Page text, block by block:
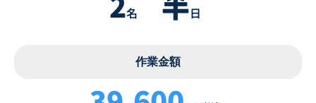
名 日
作業金額